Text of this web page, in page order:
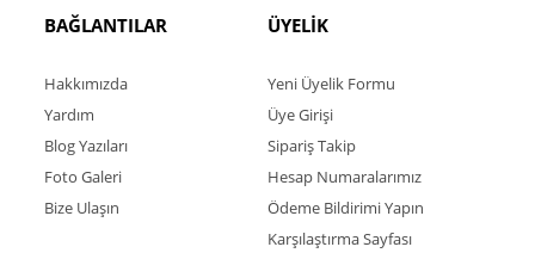
BAĞLANTILAR
Hakkımızda
Yardım
Blog Yazıları
Foto Galeri
Bize Ulaşın
ÜYELİK
Yeni Üyelik Formu
Üye Girişi
Sipariş Takip
Hesap Numaralarımız
Ödeme Bildirimi Yapın
Karşılaştırma Sayfası